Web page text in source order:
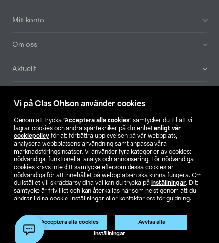
Vi på Clas Ohlson använder cookies
Genom att trycka ”Acceptera alla cookies” samtycker du till att vi
lagrar cookies och andra spårtekniker på din enhet enligt vår
cookiepolicy för att förbättra upplevelsen på vår webbplats,
analysera webbplatsens användning samt anpassa våra
marknadsföringsinsatser. Vi använder fyra kategorier av cookies:
nödvändiga, funktionella, analys och annonsering. För nödvändiga
cookies krävs inte ditt samtycke eftersom dessa cookies är
nödvändiga för att innehållet på webbplatsen ska kunna fungera. Om
du istället vill skräddarsy dina val kan du trycka på inställningar. Ditt
samtycke är frivilligt och kan återkallas när som helst genom att du
ändrar i dina cookie-inställningar eller kontaktar oss för guidning.
Acceptera alla cookies Avvisa alla
Inställningar
Produkten har utgått
Artikelnr: 50-7245
Mitt konto
Om oss
Aktuellt
Hitta butik
SE NO FI
Ändra till priser exklusive moms